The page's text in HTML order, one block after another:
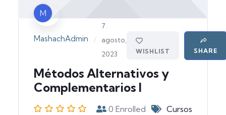
M
MashachAdmin /
7
agosto,
2023
WISHLIST SHARE
Métodos Alternativos y
Complementarios I
0 Enrolled Cursos